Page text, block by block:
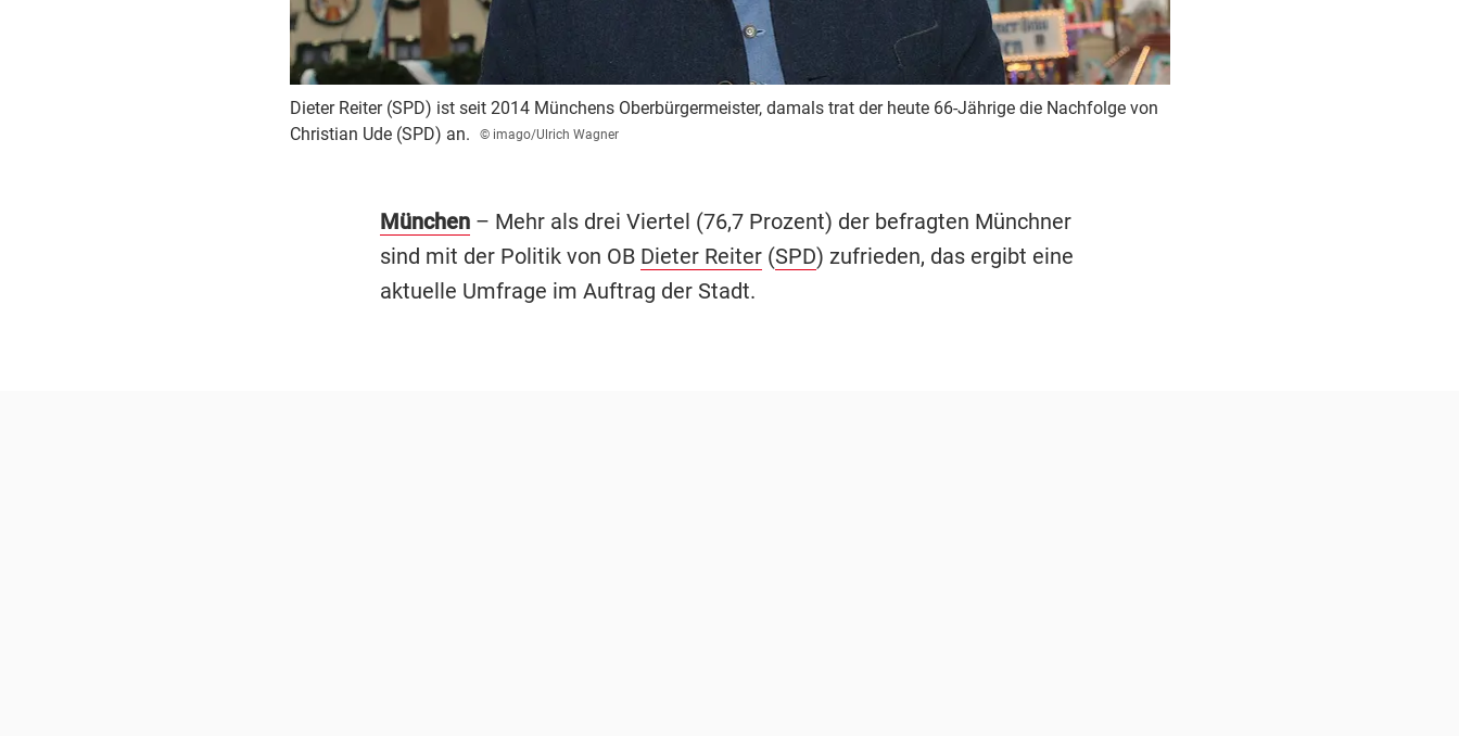
Dieter Reiter (SPD) ist seit 2014 Münchens Oberbürgermeister, damals trat der heute 66-Jährige die Nachfolge von
Christian Ude (SPD) an.
© imago/Ulrich Wagner
München– Mehr als drei Viertel (76,7 Prozent) der befragten Münchner
sind mit der Politik von OB Dieter Reiter(SPD) zufrieden, das ergibt eine
aktuelle Umfrage im Auftrag der Stadt.